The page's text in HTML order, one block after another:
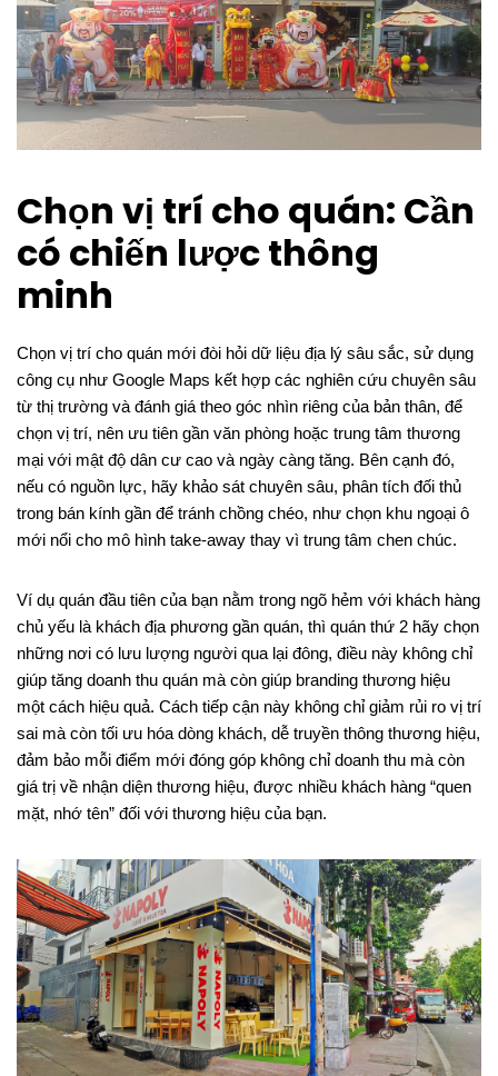
Chọn vị trí cho quán: Cần
có chiến lược thông
minh
Chọn vị trí cho quán mới đòi hỏi dữ liệu địa lý sâu sắc, sử dụng
công cụ như Google Maps kết hợp các nghiên cứu chuyên sâu
từ thị trường và đánh giá theo góc nhìn riêng của bản thân, để
chọn vị trí, nên ưu tiên gần văn phòng hoặc trung tâm thương
mại với mật độ dân cư cao và ngày càng tăng. Bên cạnh đó,
nếu có nguồn lực, hãy khảo sát chuyên sâu, phân tích đối thủ
trong bán kính gần để tránh chồng chéo, như chọn khu ngoại ô
mới nổi cho mô hình take-away thay vì trung tâm chen chúc.
Ví dụ quán đầu tiên của bạn nằm trong ngõ hẻm với khách hàng
chủ yếu là khách địa phương gần quán, thì quán thứ 2 hãy chọn
những nơi có lưu lượng người qua lại đông, điều này không chỉ
giúp tăng doanh thu quán mà còn giúp branding thương hiệu
một cách hiệu quả. Cách tiếp cận này không chỉ giảm rủi ro vị trí
sai mà còn tối ưu hóa dòng khách, dễ truyền thông thương hiệu,
đảm bảo mỗi điểm mới đóng góp không chỉ doanh thu mà còn
giá trị về nhận diện thương hiệu, được nhiều khách hàng “quen
mặt, nhớ tên” đối với thương hiệu của bạn.